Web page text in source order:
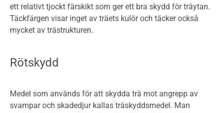
ett relativt tjockt färskikt som ger ett bra skydd för träytan.
Täckfärgen visar inget av träets kulör och täcker också
mycket av trästrukturen.
Rötskydd
Medel som används för att skydda trä mot angrepp av
svampar och skadedjur kallas träskyddsmedel. Man